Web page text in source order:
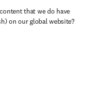
that we do have
on our global website?